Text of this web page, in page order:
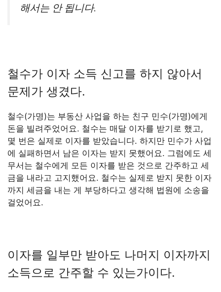
해서는 안 됩니다.
철수가 이자 소득 신고를 하지 않아서
문제가 생겼다.
철수(가명)는 부동산 사업을 하는 친구 민수(가명)에게
돈을 빌려주었어요. 철수는 매달 이자를 받기로 했고,
몇 번은 실제로 이자를 받았습니다. 하지만 민수가 사업
에 실패하면서 남은 이자는 받지 못했어요. 그럼에도 세
무서는 철수에게 모든 이자를 받은 것으로 간주하고 세
금을 내라고 고지했어요. 철수는 실제로 받지 못한 이자
까지 세금을 내는 게 부당하다고 생각해 법원에 소송을
걸었어요.
이자를 일부만 받아도 나머지 이자까지
소득으로 간주할 수 있는가이다.